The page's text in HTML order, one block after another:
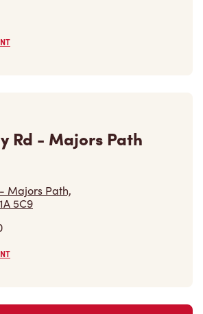
Rd - Majors Path
Majors Path,
5C9